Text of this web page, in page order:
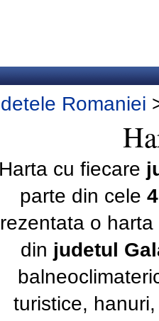
Romaniei
Harta cu fiecare
parte din cele
o
din judetul
turistice,